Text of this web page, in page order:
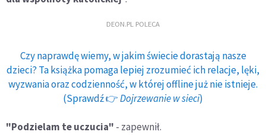
DEON.PL POLECA
Czy naprawdę wiemy, w jakim świecie dorastają nasze
dzieci? Ta książka pomaga lepiej zrozumieć ich relacje, lęki,
wyzwania oraz codzienność, w której offline już nie istnieje.
(Sprawdź 👉Dojrzewanie w sieci)
"Podzielam te uczucia" - zapewnił.